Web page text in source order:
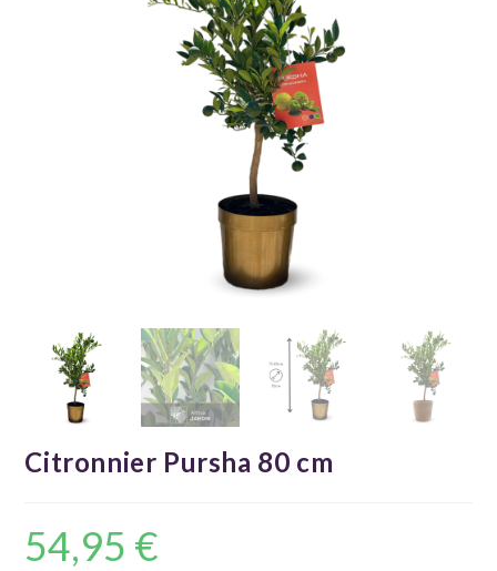
Citronnier Pursha 80 cm
54,95 €